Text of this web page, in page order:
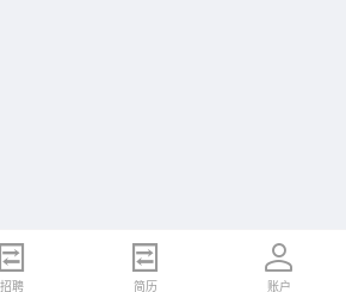
招聘 简历 账户